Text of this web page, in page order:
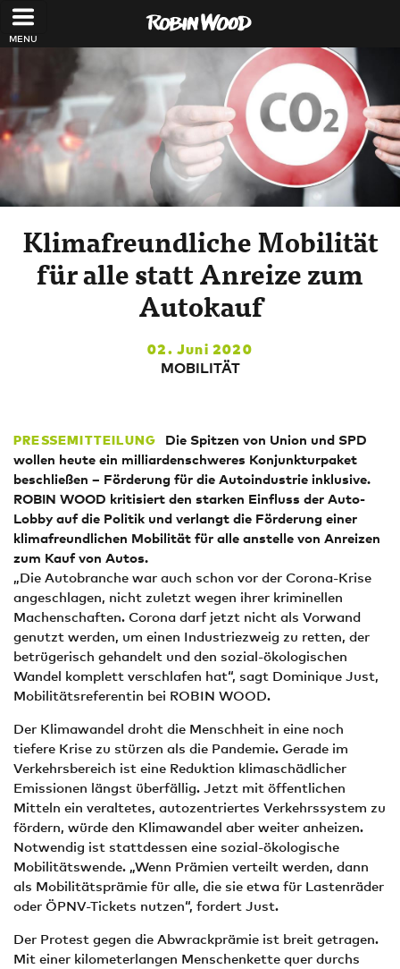
Direkt zum Inhalt
Klimafreundliche Mobilität
für alle statt Anreize zum
Autokauf
02. Juni 2020
MOBILITÄT
PRESSEMITTEILUNG
Die Spitzen von Union und SPD
wollen heute ein milliardenschweres Konjunkturpaket
beschließen – Förderung für die Autoindustrie inklusive.
ROBIN WOOD kritisiert den starken Einfluss der Auto-
Lobby auf die Politik und verlangt die Förderung einer
klimafreundlichen Mobilität für alle anstelle von Anreizen
zum Kauf von Autos.
„Die Autobranche war auch schon vor der Corona-Krise
angeschlagen, nicht zuletzt wegen ihrer kriminellen
Machenschaften. Corona darf jetzt nicht als Vorwand
genutzt werden, um einen Industriezweig zu retten, der
betrügerisch gehandelt und den sozial-ökologischen
Wandel komplett verschlafen hat“, sagt Dominique Just,
Mobilitätsreferentin bei ROBIN WOOD.
Der Klimawandel droht die Menschheit in eine noch
tiefere Krise zu stürzen als die Pandemie. Gerade im
Verkehrsbereich ist eine Reduktion klimaschädlicher
Emissionen längst überfällig. Jetzt mit öffentlichen
Mitteln ein veraltetes, autozentriertes Verkehrssystem zu
fördern, würde den Klimawandel aber weiter anheizen.
Notwendig ist stattdessen eine sozial-ökologische
Mobilitätswende. „Wenn Prämien verteilt werden, dann
als Mobilitätsprämie für alle, die sie etwa für Lastenräder
oder ÖPNV-Tickets nutzen“, fordert Just.
Der Protest gegen die Abwrackprämie ist breit getragen.
Mit einer kilometerlangen Menschenkette quer durchs